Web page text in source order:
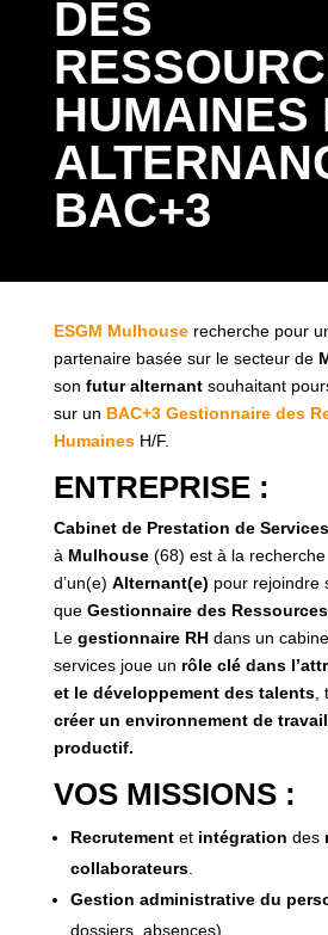
DES
HUMAINES
BAC+3
ESGM Mulhouserecherche pour
partenaire basée sur le secteur de
son futur alternantsouhaitant
sur un BAC+3 Gestionnaire des
Humaines H/F.
ENTREPRISE :
Cabinet de Prestation de Services
à Mulhouse(68) est à la recherche
d’un(e) Alternant(e) pour rejoindre
que Gestionnaire des
Le gestionnaire RHdans un
services joue un rôle clé dans
et le développement des talents,
créer un environnement de
productif.
VOS MISSIONS :
Recrutement et intégration des
collaborateurs.
Gestion administrative du
dossiers, absences).